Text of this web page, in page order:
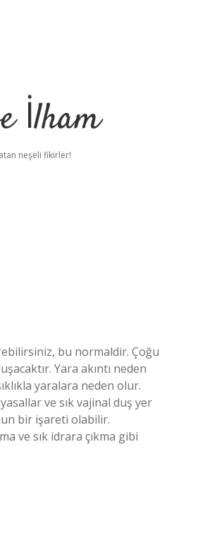
İlham
neşeli fikirler!
bu normaldir. Çoğu
Yara akıntı neden
yaralara neden olur.
ve sık vajinal duş yer
bir işareti olabilir.
ve sık idrara çıkma gibi